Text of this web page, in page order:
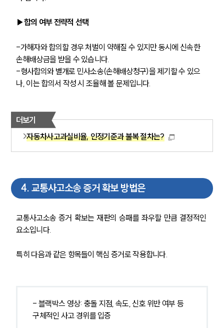
음주운전·교통사고전문변호사추천
소식/자료
언론보도
공지사항
대륜법률상담예약
▶합의 여부 전략적 선택
-가해자와 합의할 경우 처벌이 약해질 수 있지만 동시에 신속한
손해배상금을 받을 수 있습니다.
-형사합의와 별개로 민사소송(손해배상청구)을 제기할 수 있으
나, 이는 합의서 작성 시 조율해 볼 문제입니다.
더보기
자동차사고과실비율, 인정기준과 불복 절차는?
4. 교통사고소송 증거 확보 방법은
교통사고소송 증거 확보는 재판의 승패를 좌우할 만큼 결정적인
요소입니다.
특히 다음과 같은 항목들이 핵심 증거로 작용합니다.
- 블랙박스 영상: 충돌 지점, 속도, 신호 위반 여부 등
구체적인 사고 경위를 입증